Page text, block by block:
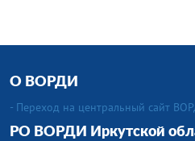
О ВОРДИ
- Переход на центральный сайт
РО ВОРДИ Иркутской